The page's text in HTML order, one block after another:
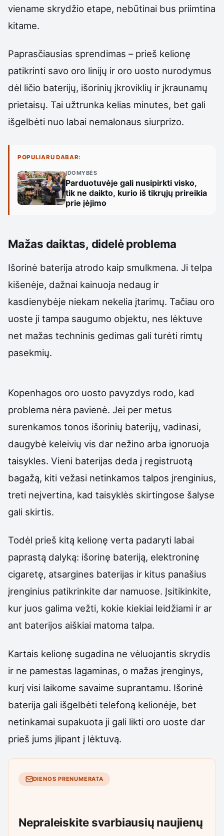
viename skrydžio etape, nebūtinai bus priimtina
kitame.
Paprasčiausias sprendimas – prieš kelionę
patikrinti savo oro linijų ir oro uosto nurodymus
dėl ličio baterijų, išorinių įkroviklių ir įkraunamų
prietaisų. Tai užtrunka kelias minutes, bet gali
išgelbėti nuo labai nemalonaus siurprizo.
POPULIARU DABAR:
ĮDOMYBĖS
Parduotuvėje gali nusipirkti visko,
tik ne daikto, kurio iš tikrųjų prireikia
prie įėjimo
Mažas daiktas, didelė problema
Išorinė baterija atrodo kaip smulkmena. Ji telpa
kišenėje, dažnai kainuoja nedaug ir
kasdienybėje niekam nekelia įtarimų. Tačiau oro
uoste ji tampa saugumo objektu, nes lėktuve
net mažas techninis gedimas gali turėti rimtų
pasekmių.
Kopenhagos oro uosto pavyzdys rodo, kad
problema nėra pavienė. Jei per metus
surenkamos tonos išorinių baterijų, vadinasi,
daugybė keleivių vis dar nežino arba ignoruoja
taisykles. Vieni baterijas deda į registruotą
bagažą, kiti vežasi netinkamos talpos įrenginius,
treti neįvertina, kad taisyklės skirtingose šalyse
gali skirtis.
Todėl prieš kitą kelionę verta padaryti labai
paprastą dalyką: išorinę bateriją, elektroninę
cigaretę, atsargines baterijas ir kitus panašius
įrenginius patikrinkite dar namuose. Įsitikinkite,
kur juos galima vežti, kokie kiekiai leidžiami ir ar
ant baterijos aiškiai matoma talpa.
Kartais kelionę sugadina ne vėluojantis skrydis
ir ne pamestas lagaminas, o mažas įrenginys,
kurį visi laikome savaime suprantamu. Išorinė
baterija gali išgelbėti telefoną kelionėje, bet
netinkamai supakuota ji gali likti oro uoste dar
prieš jums įlipant į lėktuvą.
DIENOS PRENUMERATA
Nepraleiskite svarbiausių naujienų